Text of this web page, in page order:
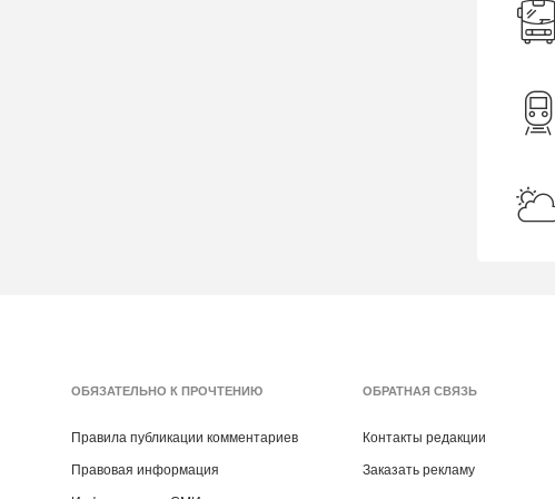
ОБЯЗАТЕЛЬНО К ПРОЧТЕНИЮ
Правила публикации комментариев
Правовая информация
ОБРАТНАЯ СВЯЗЬ
Контакты редакции
Заказать рекламу